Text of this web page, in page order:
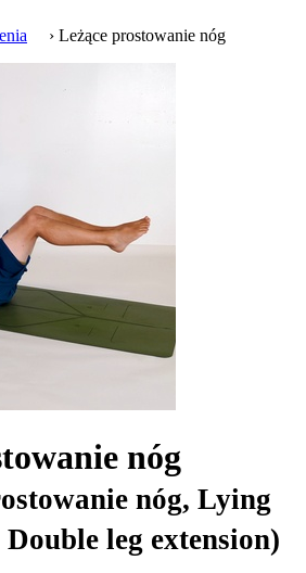
› Leżące prostowanie nóg
nóg
nóg, Lying
leg extension)